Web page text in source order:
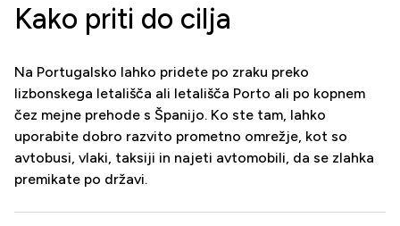
Kako priti do cilja
Na Portugalsko lahko pridete po zraku preko
lizbonskega letališča ali letališča Porto ali po kopnem
čez mejne prehode s Španijo. Ko ste tam, lahko
uporabite dobro razvito prometno omrežje, kot so
avtobusi, vlaki, taksiji in najeti avtomobili, da se zlahka
premikate po državi.